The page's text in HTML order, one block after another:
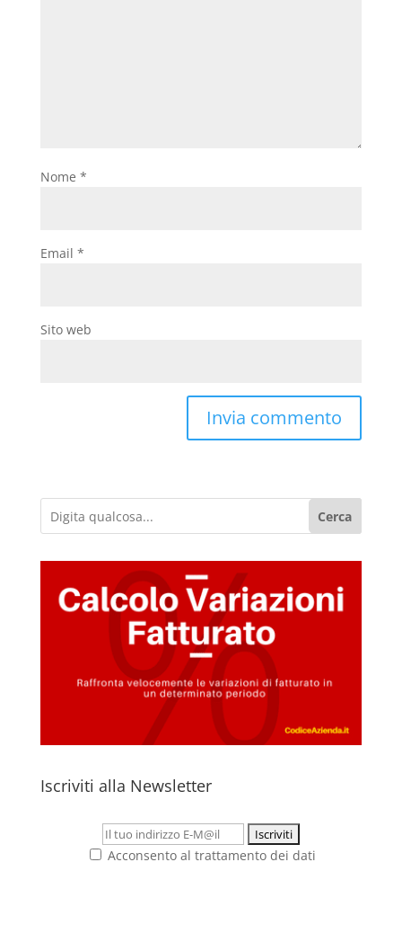
Nome *
Email *
Sito web
Cerca
Iscriviti alla Newsletter
Acconsento al trattamento dei dati